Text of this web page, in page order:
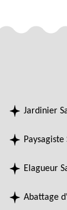
Jardinier
Elagueur
Abattage